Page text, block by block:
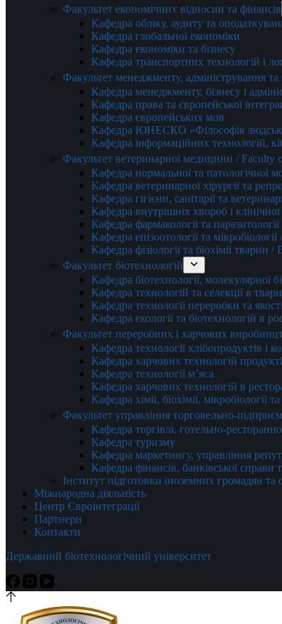
Факультет економічних відносин та фінансів
Кафедра обліку, аудиту та
Кафедра глобальної економіки
Кафедра економіки та бізнесу
Кафедра транспортних технологій і
Факультет менеджменту, адміністрування та
Кафедра менеджменту, бізнесу і
Кафедра права та європейської
Кафедра європейських мов
Кафедра ЮНЕСКО «Філософія
Кафедра інформаційних технологій,
Факультет ветеринарної медицини / Faculty
Кафедра нормальної та патологічної
Кафедра ветеринарної хірургії та
Кафедра гігієни, санітарії та
Кафедра внутрішніх хвороб і
Кафедра фармакології та
Кафедра епізоотології та
Кафедра фізіології та біохімії
Факультет біотехнологій
Кафедра біотехнології, молекулярної
Кафедра технологій та селекції в
Кафедра технології переробки та
Кафедра екології та біотехнологій в
Факультет переробних і харчових
Кафедра технології хлібопродуктів і
Кафедра харчових технологій
Кафедра технології м’яса
Кафедра харчових технологій в
Кафедра хімії, біохімії, мікробіології
Факультет управління торговельно-
Кафедра торгівлі, готельно-
Кафедра туризму
Кафедра маркетингу, управління
Кафедра фінансів, банківської справи
Інститут підготовки іноземних громадян та
Міжнародна діяльність
Центр Євроінтеграції
Партнери
Контакти
Державний біотехнологічний університет